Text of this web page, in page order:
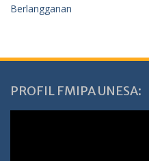
Berlangganan
PROFIL FMIPA UNESA: